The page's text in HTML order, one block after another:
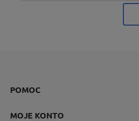
POMOC
MOJE KONTO